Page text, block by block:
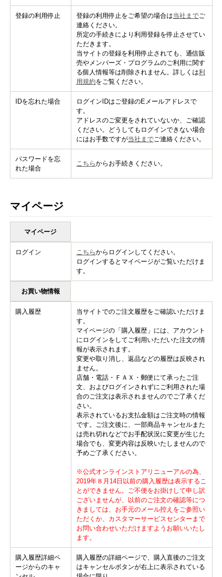
登録の利用停止 登録の利用停止をご希望の場合は当社までご
連絡ください。
所定の手続きにより利用登録を停止させてい
ただきます。
当サイトの登録を利用停止されても、通信販
売やメンバーズ・プログラムのご利用に関す
る個人情報等は削除されません。詳しくは利
用規約をご覧ください。
IDを忘れた場合
ログインIDはご登録のEメールアドレスで
す。
アドレスのご変更をされていないか、ご確認
ください。どうしてもログインできない場合
にはお手数ですが当社までご連絡ください。
パスワードを忘
れた場合
こちらからお手続きください。
マイページ
マイページ
ログイン こちらからログインしてください。
ログインするとマイページがご覧いただけま
す。
お買い物情報
購入履歴
当サイトでのご注文履歴をご確認いただけま
す。
マイページの「購入履歴」には、アカウント
にログインをしてご利用いただいた注文の情
報が表示されます。
変更や取り消し、返品などの履歴は反映され
ません。
店舗・電話・ＦＡＸ・郵便にて承ったご注
文、およびログインされずにご利用された場
合のご注文は表示されませんのでご了承くだ
さい。
表示されているお支払金額はご注文時の情報
です。ご注文後に、一部商品キャンセルまた
は売れ切れなどでお手配状況に変更が生じた
場合でも、変更内容は反映いたしませんので
予めご了承ください。
※公式オンラインストアリニューアルの為、
2019年８月14日以前の購入履歴は表示するこ
とができません。ご不便をお掛けして申し訳
ございませんが、以前のご注文の確認等につ
きましては、お手元のメール控えをご参照い
ただくか、カスタマーサービスセンターまで
お問い合わせいただけますようお願いいたし
ます。
購入履歴詳細ペ
ージからのキャ
購入履歴の詳細ページで、購入直後のご注文
はキャンセルボタンが右上に表示されている